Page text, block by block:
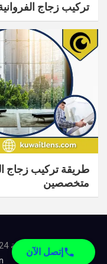
تركيب زجاج الفروانية بضمان 24
متخصصين
إتصل الآن